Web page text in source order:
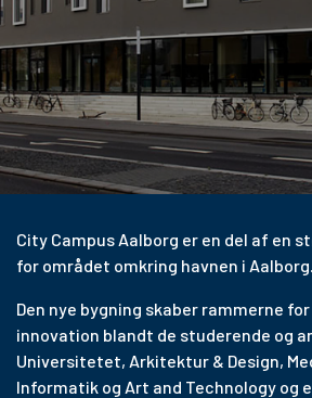
City Campus Aalborg er en del af en
for området omkring havnen i Aalborg.
Den nye bygning skaber rammerne
innovation blandt de studerende og
Universitetet, Arkitektur & Design,
Informatik og Art and Technology og